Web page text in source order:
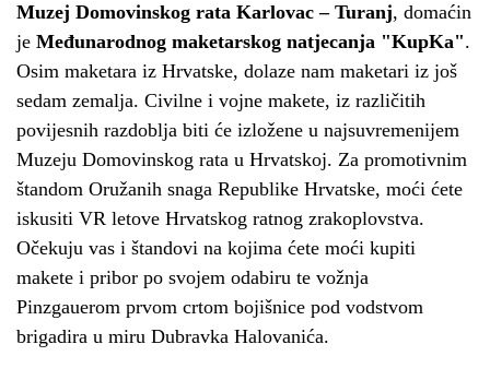
Muzej Domovinskog rata Karlovac – Turanj, domaćin
je Međunarodnog maketarskog natjecanja "KupKa".
Osim maketara iz Hrvatske, dolaze nam maketari iz još
sedam zemalja. Civilne i vojne makete, iz različitih
povijesnih razdoblja biti će izložene u najsuvremenijem
Muzeju Domovinskog rata u Hrvatskoj. Za promotivnim
štandom Oružanih snaga Republike Hrvatske, moći ćete
iskusiti VR letove Hrvatskog ratnog zrakoplovstva.
Očekuju vas i štandovi na kojima ćete moći kupiti
makete i pribor po svojem odabiru te vožnja
Pinzgauerom prvom crtom bojišnice pod vodstvom
brigadira u miru Dubravka Halovanića.